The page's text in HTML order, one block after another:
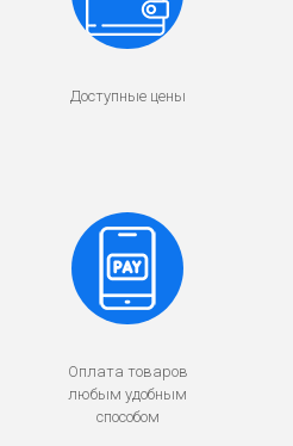
Доступные цены
Оплата товаров
любым удобным
способом